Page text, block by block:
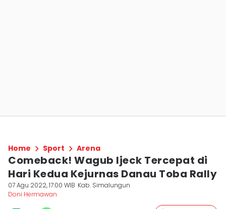
Home Sport Arena
Comeback! Wagub Ijeck Tercepat di
Hari Kedua Kejurnas Danau Toba Rally
07 Agu 2022, 17:00 WIB Kab. Simalungun
Doni Hermawan